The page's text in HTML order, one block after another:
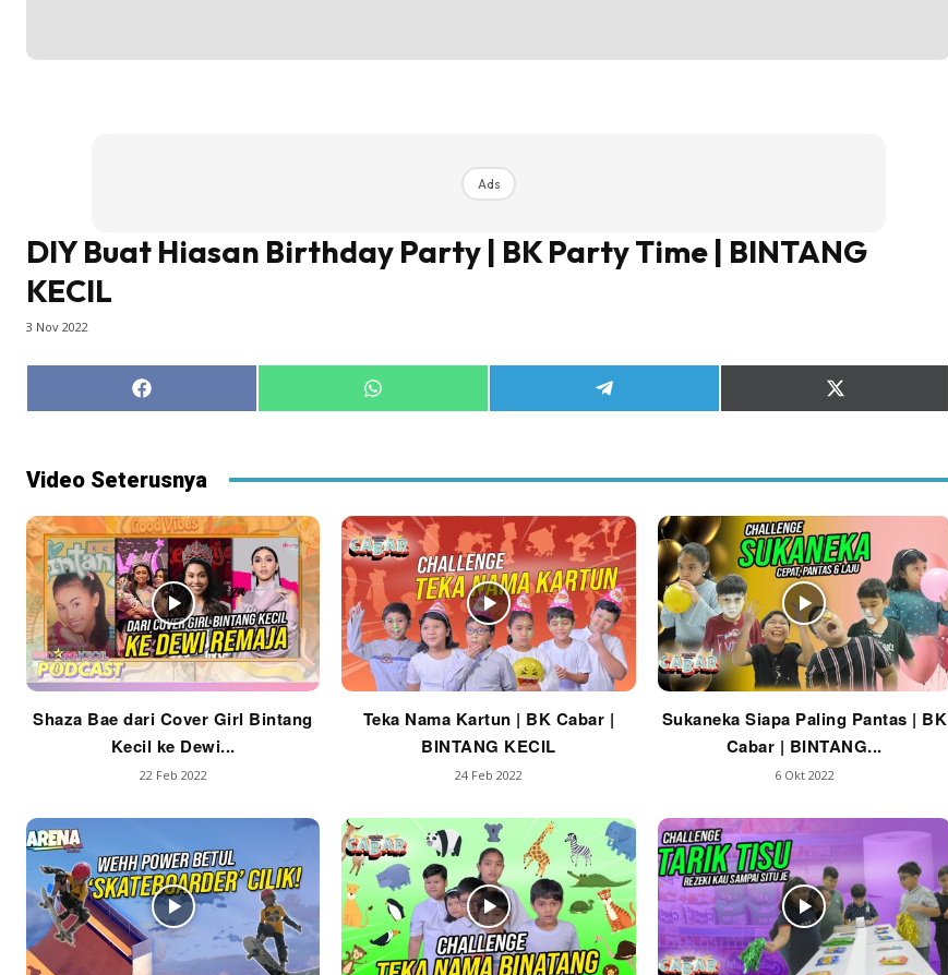
Ads
DIY Buat Hiasan Birthday Party | BK Party Time | BINTANG
KECIL
3 Nov 2022
Share
on
Share
on
Share
on
Share
on
Video Seterusnya
Shaza Bae dari Cover Girl Bintang
Kecil ke Dewi...
22 Feb 2022
Teka Nama Kartun | BK Cabar |
BINTANG KECIL
24 Feb 2022
Sukaneka Siapa Paling Pantas | BK
Cabar | BINTANG...
6 Okt 2022